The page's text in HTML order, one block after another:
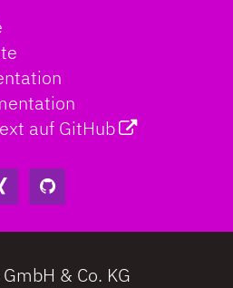
auf GitHub
& Co. KG